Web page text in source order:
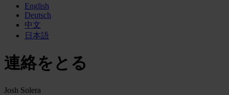
English
Deutsch
中文
日本語
連絡をとる
Josh Solera